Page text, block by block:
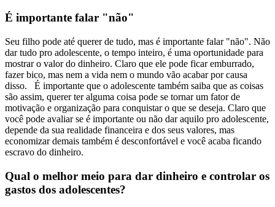
É importante falar "não"
Seu filho pode até querer de tudo, mas é importante falar "não". Não
dar tudo pro adolescente, o tempo inteiro, é uma oportunidade para
mostrar o valor do dinheiro. Claro que ele pode ficar emburrado,
fazer bico, mas nem a vida nem o mundo vão acabar por causa
disso.
É importante que o adolescente também saiba que as coisas
são assim, querer ter alguma coisa pode se tornar um fator de
motivação e organização para conquistar o que se deseja. Claro que
você pode avaliar se é importante ou não dar aquilo pro adolescente,
depende da sua realidade financeira e dos seus valores, mas
economizar demais também é desconfortável e você acaba ficando
escravo do dinheiro.
Qual o melhor meio para dar dinheiro e controlar os
gastos dos adolescentes?